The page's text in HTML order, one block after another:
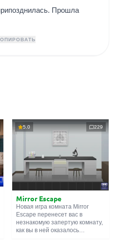
Прошла
5.0 229
Mirror Escape
Новая игра комната Mirror
Escape перенесет вас в
незнакомую запертую комнату,
как вы в ней оказалось